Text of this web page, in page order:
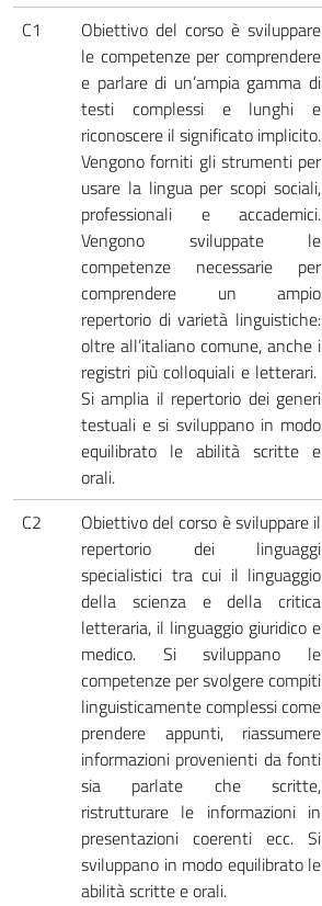
C1
Obiettivo del corso è sviluppare
le competenze per comprendere
e parlare di un’ampia gamma di
testi complessi e lunghi e
riconoscere il significato implicito.
Vengono forniti gli strumenti per
usare la lingua per scopi sociali,
professionali e accademici.
Vengono sviluppate le
competenze necessarie per
comprendere un ampio
repertorio di varietà linguistiche:
oltre all’italiano comune, anche i
registri più colloquiali e letterari.
Si amplia il repertorio dei generi
testuali e si sviluppano in modo
equilibrato le abilità scritte e
orali.
C2
Obiettivo del corso è sviluppare il
repertorio dei linguaggi
specialistici tra cui il linguaggio
della scienza e della critica
letteraria, il linguaggio giuridico e
medico. Si sviluppano le
competenze per svolgere compiti
linguisticamente complessi come
prendere appunti, riassumere
informazioni provenienti da fonti
sia parlate che scritte,
ristrutturare le informazioni in
presentazioni coerenti ecc. Si
sviluppano in modo equilibrato le
abilità scritte e orali.